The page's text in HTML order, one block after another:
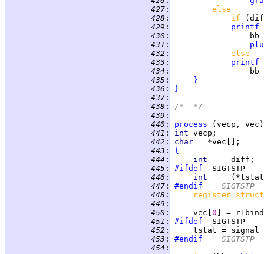
427 :
else
428 : if
429 :
printf
430 :
431 :
432 :
else
433 :
printf
434 :
435 :
}
436 :
}
437 :
438 :
/*  */
439 :
440 :
process
441 : int
442 : char
443 :
{
444 : int
445 : #ifdef
446 :
int
447 : #endif
	SIGTSTP
448 :
register
449 :
450 :
     vec[
0 ] =
451 : #ifdef
452 :
tstat =
453 : #endif
	SIGTSTP
454 :